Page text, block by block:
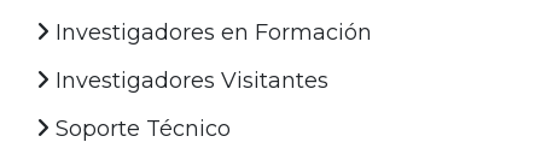
Investigadores en Formación
Investigadores Visitantes
Soporte Técnico